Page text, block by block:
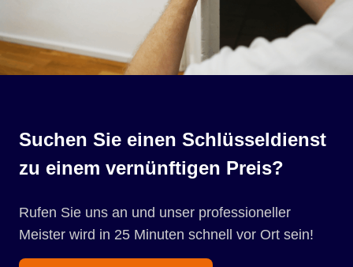
Suchen Sie einen Schlüsseldienst
zu einem vernünftigen Preis?
Rufen Sie uns an und unser professioneller
Meister wird in 25 Minuten schnell vor Ort sein!